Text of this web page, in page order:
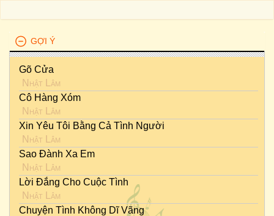
GỢI Ý
Gõ Cửa
Nhật Lâm
Cô Hàng Xóm
Nhật Lâm
Xin Yêu Tôi Bằng Cả Tình Người
Nhật Lâm
Sao Đành Xa Em
Nhật Lâm
Lời Đắng Cho Cuộc Tình
Nhật Lâm
Chuyện Tình Không Dĩ Vãng